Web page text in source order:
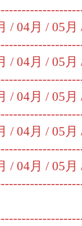
/ 04月 / 05月
/ 04月 / 05月
/ 04月 / 05月
/ 04月 / 05月
/ 04月 / 05月